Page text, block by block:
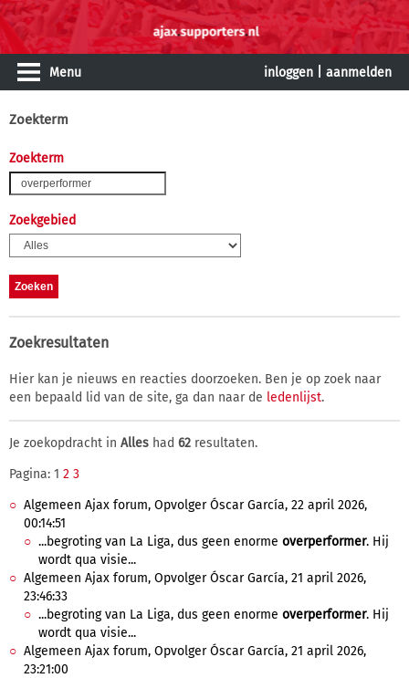
Menu inloggen aanmelden
Zoekterm
Zoekterm
Zoekgebied
Zoekresultaten
Hier kan je nieuws en reacties doorzoeken. Ben je op zoek naar
een bepaald lid van de site, ga dan naar de ledenlijst.
Je zoekopdracht in Alles had 62 resultaten.
Pagina: 1 2 3
Algemeen Ajax forum, Opvolger Óscar García, 22 april 2026,
00:14:51
...begroting van La Liga, dus geen enorme overperformer. Hij
wordt qua visie...
Algemeen Ajax forum, Opvolger Óscar García, 21 april 2026,
23:46:33
...begroting van La Liga, dus geen enorme overperformer. Hij
wordt qua visie...
Algemeen Ajax forum, Opvolger Óscar García, 21 april 2026,
23:21:00